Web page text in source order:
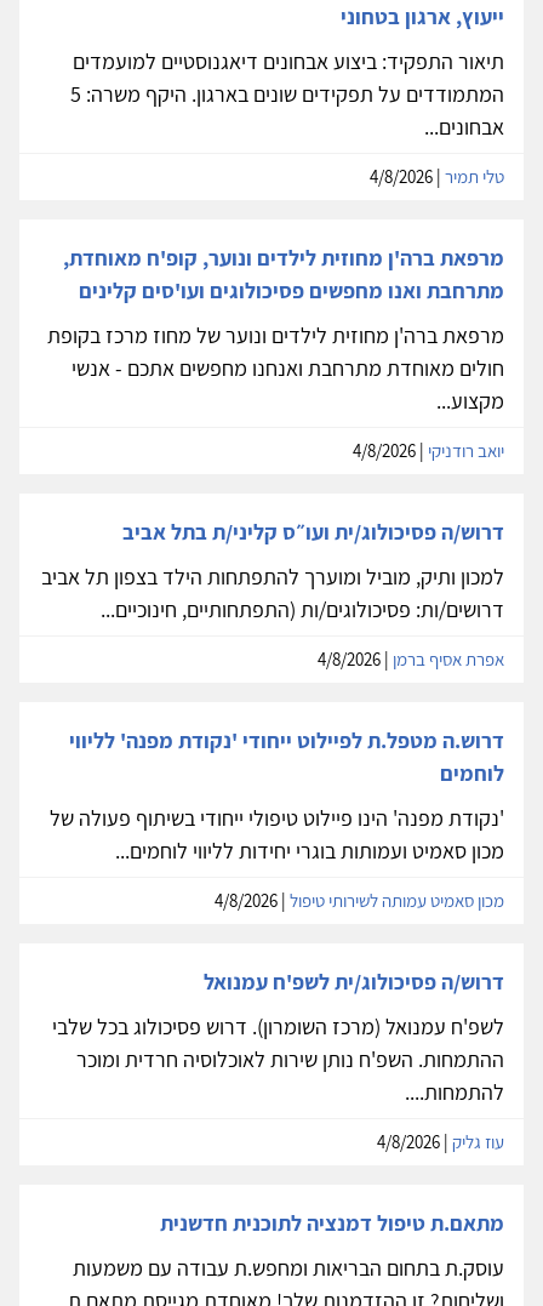
ייעוץ, ארגון בטחוני
תיאור התפקיד: ביצוע אבחונים דיאגנוסטיים למועמדים
המתמודדים על תפקידים שונים בארגון. היקף משרה: 5
אבחונים...
טלי תמיר
מרפאת ברה'ן מחוזית לילדים ונוער, קופ'ח מאוחדת,
מתרחבת ואנו מחפשים פסיכולוגים ועו'סים קלינים
מרפאת ברה'ן מחוזית לילדים ונוער של מחוז מרכז בקופת
חולים מאוחדת מתרחבת ואנחנו מחפשים אתכם - אנשי
מקצוע...
יואב רודניקי
דרוש/ה פסיכולוג/ית ועו״ס קליני/ת בתל אביב
למכון ותיק, מוביל ומוערך להתפתחות הילד בצפון תל אביב
דרושים/ות: פסיכולוגים/ות (התפתחותיים, חינוכיים...
אפרת אסיף ברמן
דרוש.ה מטפל.ת לפיילוט ייחודי 'נקודת מפנה' לליווי
לוחמים
'נקודת מפנה' הינו פיילוט טיפולי ייחודי בשיתוף פעולה של
מכון סאמיט ועמותות בוגרי יחידות לליווי לוחמים...
מכון סאמיט עמותה לשירותי טיפול
דרוש/ה פסיכולוג/ית לשפ'ח עמנואל
לשפ'ח עמנואל (מרכז השומרון). דרוש פסיכולוג בכל שלבי
ההתמחות. השפ'ח נותן שירות לאוכלוסיה חרדית ומוכר
להתמחות....
עוז גליק
מתאם.ת טיפול דמנציה לתוכנית חדשנית
עוסק.ת בתחום הבריאות ומחפש.ת עבודה עם משמעות